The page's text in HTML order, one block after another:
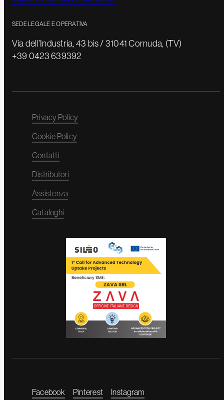
SEDE LEGALE E OPERATIVA
Via dell’Industria, 43 bis / 31041 Cornuda, (TV)
+39 0423 639392
Privacy Policy
Cookie Policy
Contatti
Distributori
Assistenza
Cataloghi
Facebook Pinterest Instagram